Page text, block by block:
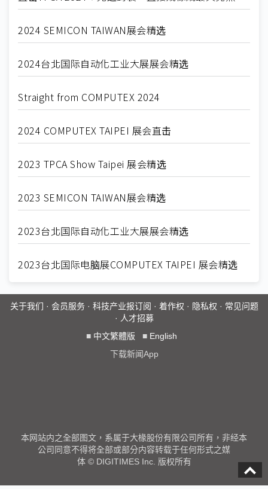
2024 SEMICON TAIWAN展会精选
2024台北国际自动化工业大展展会精选
Straight from COMPUTEX 2024
2024 COMPUTEX TAIPEI 展会直击
2023 TPCA Show Taipei 展会精选
2023 SEMICON TAIWAN展会精选
2023台北国际自动化工业大展展会精选
2023台北国际电脑展COMPUTEX TAIPEI 展会精选
关于我们 · 会员服务· 科技产业报订阅 · 着作权 · 隐私权 · 常见问题
· 人才招募
■ 中文繁體版 ■ English
下载新闻App
本网站内之全部图文，系属于大椽股份有限公司所有，非经本
公司同意不得将全部或部分内容转载于任何形式之媒
体 © DIGITIMES Inc. 版权所有